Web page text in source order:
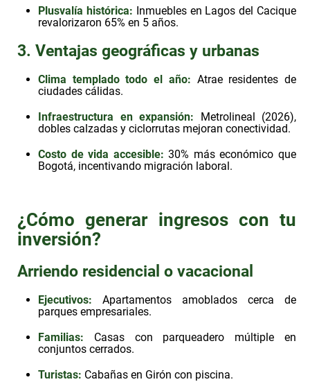
Plusvalía histórica: Inmuebles en Lagos del Cacique
revalorizaron 65% en 5 años.
3. Ventajas geográficas y urbanas
Clima templado todo el año: Atrae residentes de
ciudades cálidas.
Infraestructura en expansión: Metrolineal (2026),
dobles calzadas y ciclorrutas mejoran conectividad.
Costo de vida accesible: 30% más económico que
Bogotá, incentivando migración laboral.
¿Cómo generar ingresos con tu
inversión?
Arriendo residencial o vacacional
Ejecutivos:
Apartamentos amoblados cerca de
parques empresariales.
Familias:
Casas con parqueadero múltiple en
conjuntos cerrados.
Turistas: Cabañas en Girón con piscina.